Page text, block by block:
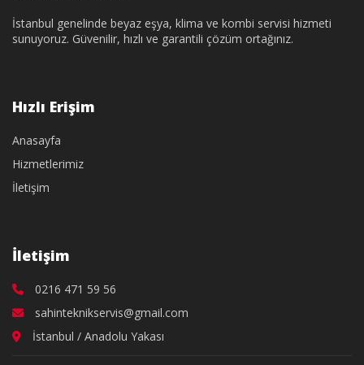
İstanbul genelinde beyaz eşya, klima ve kombi servisi hizmeti
sunuyoruz. Güvenilir, hızlı ve garantili çözüm ortağınız.
Hızlı Erişim
Anasayfa
Hizmetlerimiz
İletişim
İletişim
0216 471 59 56
sahinteknikservis@gmail.com
İstanbul / Anadolu Yakası